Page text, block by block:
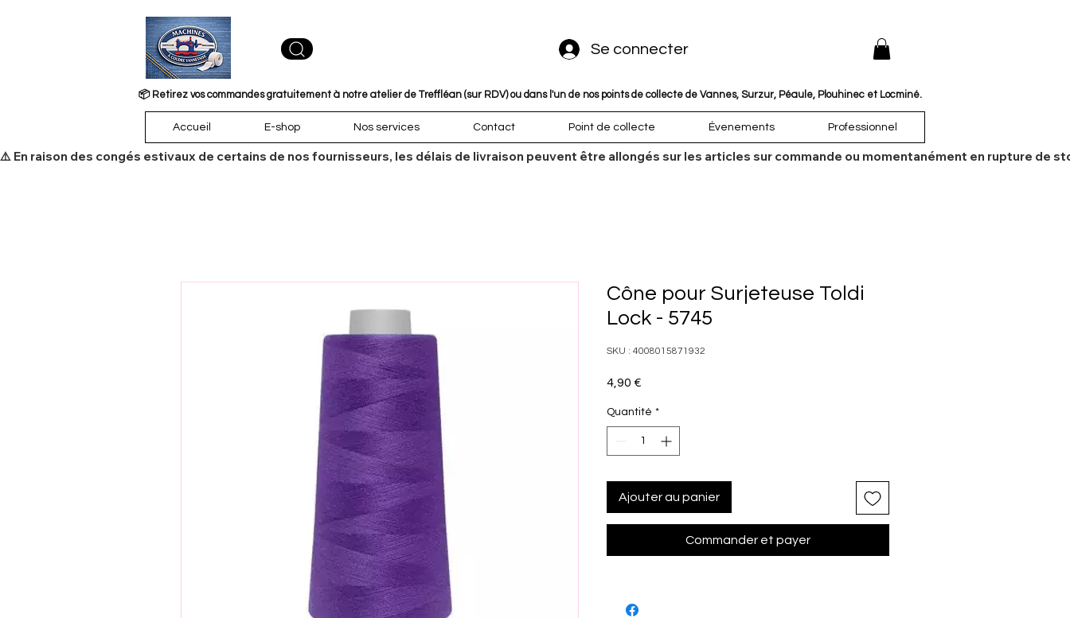
Se connecter
📦 Retirez vos commandes gratuitement à notre atelier de Treffléan (sur RDV) ou dans l'un de nos points de collecte de Vannes, Surzur, Péaule, Plouhinec et Locminé.
Accueil E-shop Nos services Contact Point de collecte Évenements Professionnel
​⚠️ En raison des congés estivaux de certains de nos fournisseurs, les délais de livraison peuvent être allongés sur les articles sur commande ou momentanément en rupture de
Cône pour Surjeteuse Toldi
Lock - 5745
SKU : 4008015871932
4,90 €
Quantité *
Ajouter au panier
Commander et payer